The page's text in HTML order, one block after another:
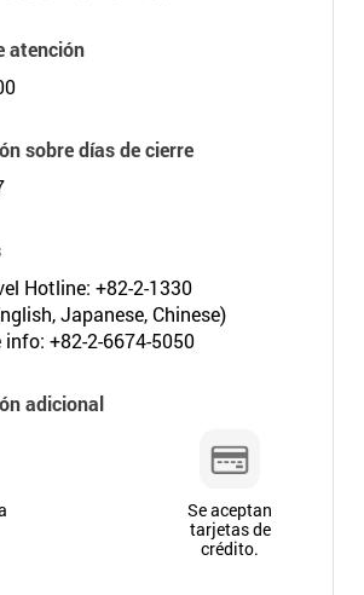
atención
sobre días de cierre
Hotline: +82-2-1330
Japanese, Chinese)
info: +82-2-6674-5050
adicional
Se aceptan
tarjetas de
crédito.